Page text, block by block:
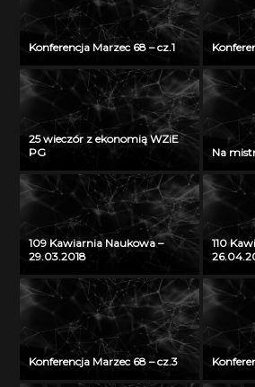
Konferencja Marzec 68 – cz.1
25 wieczór z ekonomią WZiE
PG
Na
109 Kawiarnia Naukowa –
29.03.2018
110
Konferencja Marzec 68 – cz.3